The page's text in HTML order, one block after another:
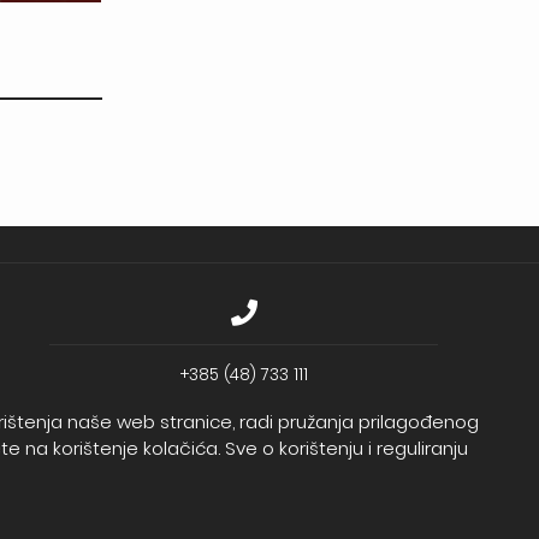
+385 (48) 733 111
Zagrebačka banka d.d.
IBAN - HR2723600001102099043
Temeljni kapital: 330.000,00kn uplaćen u cijelosti
naše web stranice, radi pružanja prilagođenog
na korištenje kolačića. Sve o korištenju i reguliranju